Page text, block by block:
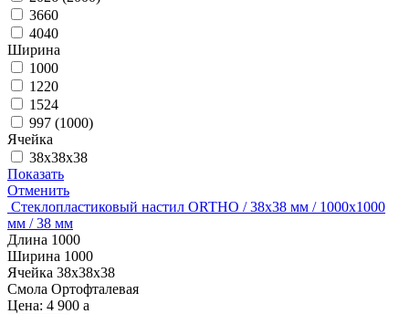
3660
4040
Ширина
1000
1220
1524
997 (1000)
Ячейка
38х38х38
Показать
Отменить
Стеклопластиковый настил ORTHO / 38х38 мм / 1000х1000
мм / 38 мм
Длина 1000
Ширина 1000
Ячейка 38х38х38
Смола Ортофталевая
Цена: 4 900 a